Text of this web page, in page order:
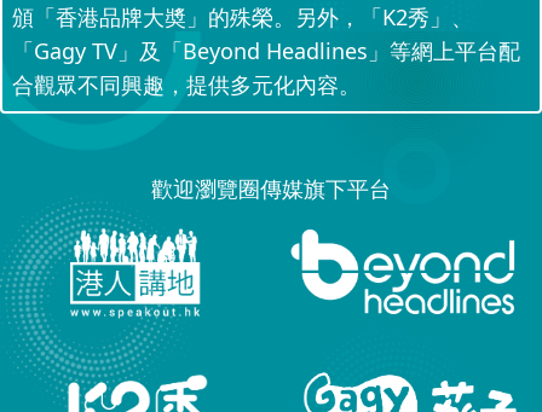
頒「香港品牌大奬」的殊榮。另外，「K2秀」、
「Gagy TV」及「Beyond Headlines」等網上平台配
合觀眾不同興趣，提供多元化內容。
歡迎瀏覽圈傳媒旗下平台